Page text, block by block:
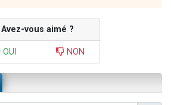
Avez-vous aimé ?
OUI NON